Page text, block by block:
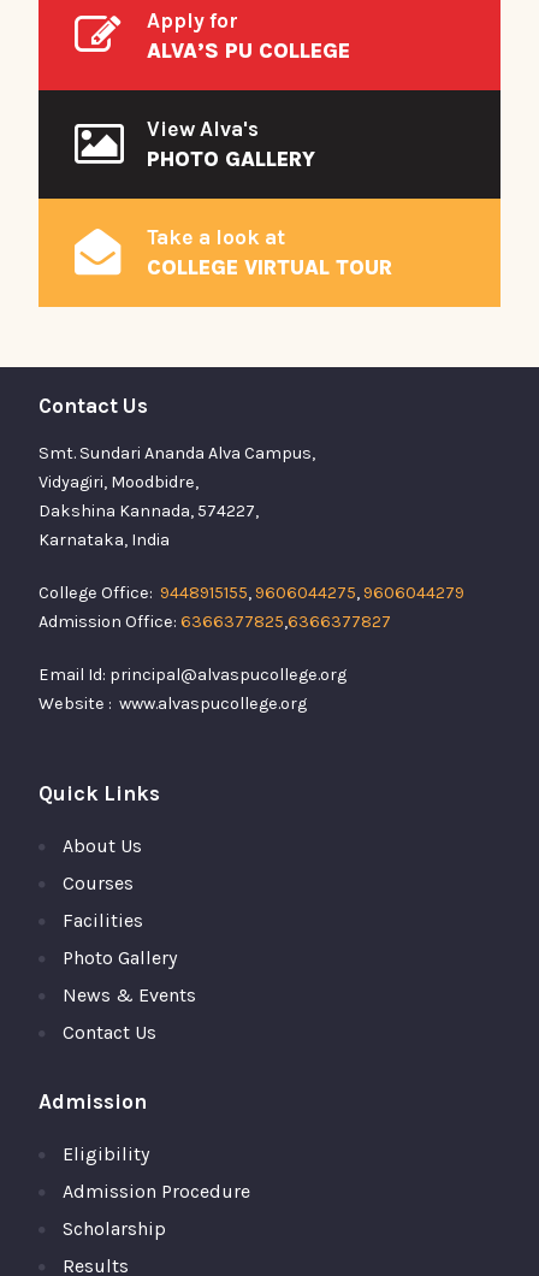
Apply for
ALVA’S PU COLLEGE
View Alva's
PHOTO GALLERY
Take a look at
COLLEGE VIRTUAL TOUR
Contact Us
Smt. Sundari Ananda Alva Campus,
Vidyagiri, Moodbidre,
Dakshina Kannada, 574227,
Karnataka, India
College Office: 9448915155,9606044275,9606044279
Admission Office: 6366377825,6366377827
Email Id: principal@alvaspucollege.org
Website : www.alvaspucollege.org
Quick Links
About Us
Courses
Facilities
Photo Gallery
News & Events
Contact Us
Admission
Eligibility
Admission Procedure
Scholarship
Results